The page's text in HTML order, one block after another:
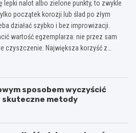
lepki nalot albo zielone punkty, to zwykle
początek korozji lub ślad po złym
działać szybko i bez improwizacji.
wartość egzemplarza: nie przez sam
czyszczenie. Największa korzyść z…
sposobem wyczyścić
skuteczne metody